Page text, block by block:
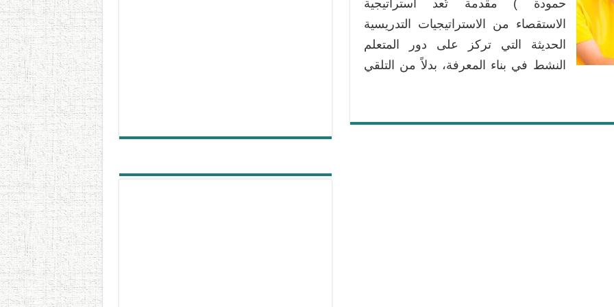
مغلقة
حمودة ) مقدمة تُعد استراتيجية
الاستقصاء من الاستراتيجيات التدريسية
الحديثة التي تركز على دور المتعلم
النشط في بناء المعرفة، بدلاً من التلقي